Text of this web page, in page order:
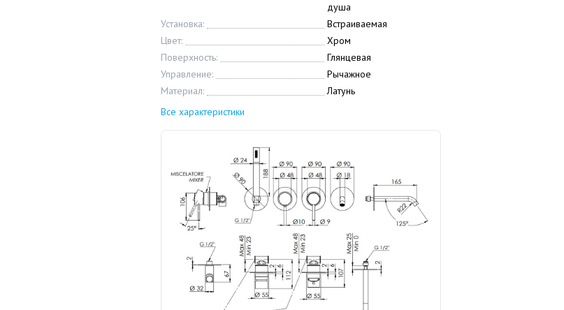
душа
Установка:
Встраиваемая
Цвет:
Хром
Поверхность:
Глянцевая
Управление:
Рычажное
Материал:
Латунь
Все характеристики